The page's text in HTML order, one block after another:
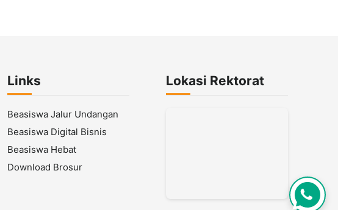
Links
Beasiswa Jalur Undangan
Beasiswa Digital Bisnis
Beasiswa Hebat
Download Brosur
Lokasi Rektorat